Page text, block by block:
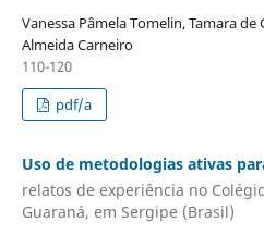
Vanessa Pâmela Tomelin, Tamara de
Almeida Carneiro
110-120
pdf/a
Uso de metodologias ativas
relatos de experiência no
Guaraná, em Sergipe (Brasil)